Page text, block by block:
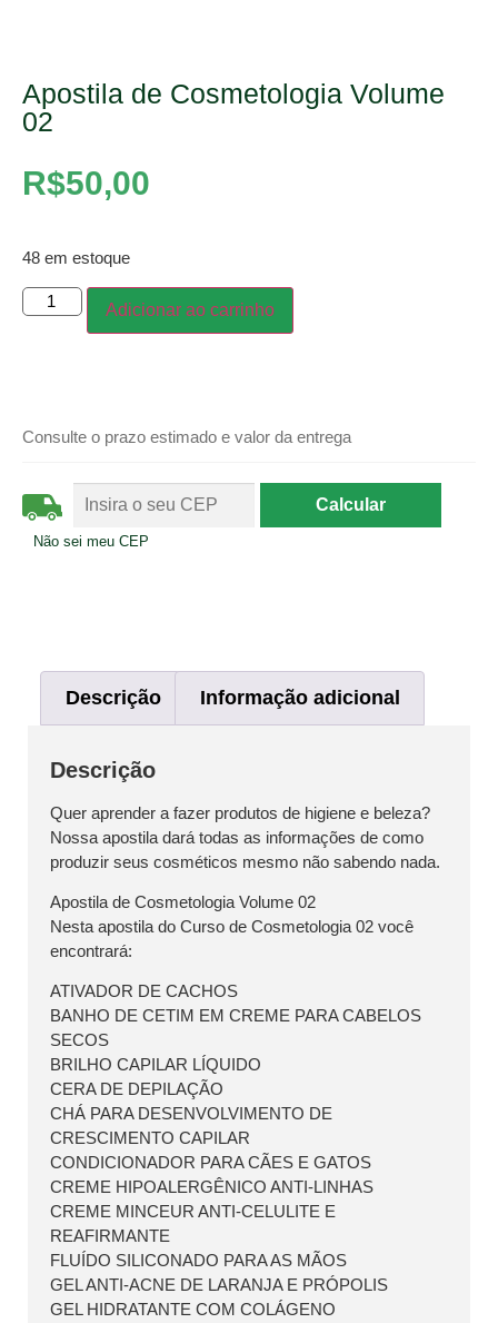
Apostila de Cosmetologia Volume
02
R$50,00
48 em estoque
Adicionar ao carrinho
Consulte o prazo estimado e valor da entrega
Não sei meu CEP
Descrição Informação adicional
Descrição
Quer aprender a fazer produtos de higiene e beleza?
Nossa apostila dará todas as informações de como
produzir seus cosméticos mesmo não sabendo nada.
Apostila de Cosmetologia Volume 02
Nesta apostila do Curso de Cosmetologia 02 você
encontrará:
ATIVADOR DE CACHOS
BANHO DE CETIM EM CREME PARA CABELOS
SECOS
BRILHO CAPILAR LÍQUIDO
CERA DE DEPILAÇÃO
CHÁ PARA DESENVOLVIMENTO DE
CRESCIMENTO CAPILAR
CONDICIONADOR PARA CÃES E GATOS
CREME HIPOALERGÊNICO ANTI-LINHAS
CREME MINCEUR ANTI-CELULITE E
REAFIRMANTE
FLUÍDO SILICONADO PARA AS MÃOS
GEL ANTI-ACNE DE LARANJA E PRÓPOLIS
GEL HIDRATANTE COM COLÁGENO